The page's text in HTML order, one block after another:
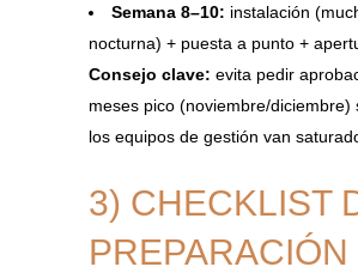
Semana 8–10: instalación
nocturna) + puesta a punto +
Consejo clave: evita pedir
meses pico (noviembre/diciembre)
los equipos de gestión van
3) CHECKLIST
PREPARACIÓN